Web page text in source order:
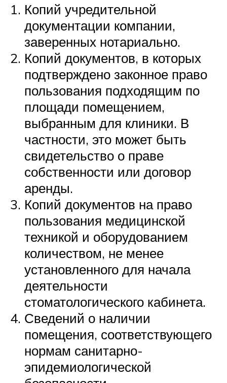
Копий учредительной
документации компании,
заверенных нотариально.
Копий документов, в которых
подтверждено законное право
пользования подходящим по
площади помещением,
выбранным для клиники. В
частности, это может быть
свидетельство о праве
собственности или договор
аренды.
Копий документов на право
пользования медицинской
техникой и оборудованием
количеством, не менее
установленного для начала
деятельности
стоматологического кабинета.
Сведений о наличии
помещения, соответствующего
нормам санитарно-
эпидемиологической